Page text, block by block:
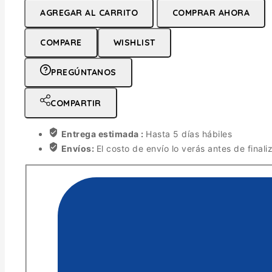
AGREGAR AL CARRITO COMPRAR AHORA
COMPARE WISHLIST
PREGÚNTANOS
COMPARTIR
Entrega estimada : Hasta 5 días hábiles
Envíos: El costo de envío lo verás antes de